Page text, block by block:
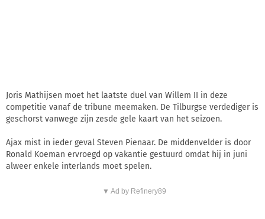
Joris Mathijsen moet het laatste duel van Willem II in deze
competitie vanaf de tribune meemaken. De Tilburgse verdediger is
geschorst vanwege zijn zesde gele kaart van het seizoen.
Ajax mist in ieder geval Steven Pienaar. De middenvelder is door
Ronald Koeman ervroegd op vakantie gestuurd omdat hij in juni
alweer enkele interlands moet spelen.
▼ Ad by Refinery89